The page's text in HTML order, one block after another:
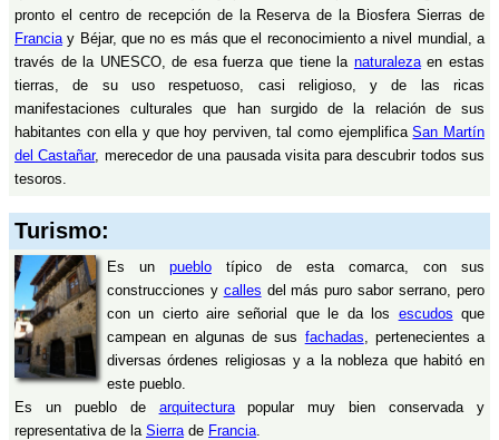
pronto el centro de recepción de la Reserva de la Biosfera Sierras de
Franciay Béjar, que no es más que el reconocimiento a nivel mundial, a
través de la UNESCO, de esa fuerza que tiene la naturalezaen estas
tierras, de su uso respetuoso, casi religioso, y de las ricas
manifestaciones culturales que han surgido de la relación de sus
habitantes con ella y que hoy perviven, tal como ejemplificaSan Martín
del Castañar, merecedor de una pausada visita para descubrir todos sus
tesoros.
Turismo:
Es un pueblotípico de esta comarca, con sus
construcciones y calles del más puro sabor serrano, pero
con un cierto aire señorial que le da los escudos que
campean en algunas de sus fachadas, pertenecientes a
diversas órdenes religiosas y a la nobleza que habitó en
este pueblo.
Es un pueblo de arquitecturapopular muy bien conservada y
representativa de la Sierrade Francia.